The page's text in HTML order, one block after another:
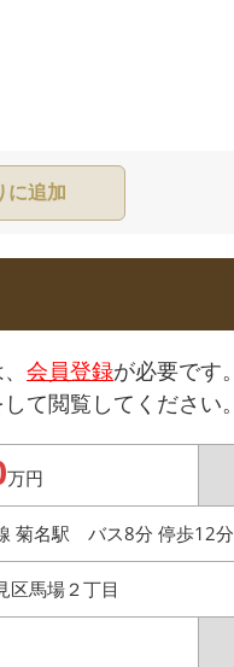
に追加
会員登録が必要です。
して閲覧してください。
万円
菊名駅 バス8分 停歩12分
区馬場２丁目